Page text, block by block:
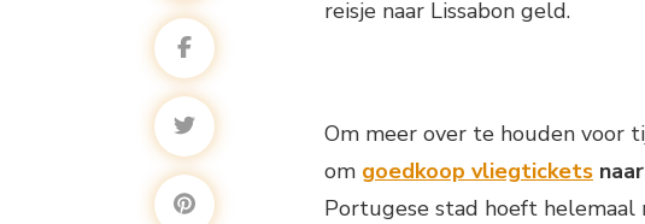
reisje naar Lissabon geld.
Om meer over te houden voor
om goedkoop vliegtickets
Portugese stad hoeft